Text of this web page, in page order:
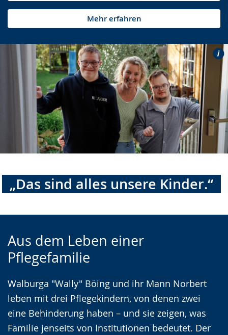
Mehr erfahren
„Das sind alles unsere Kinder.“
Aus dem Leben einer
Pflegefamilie
Walburga "Wally" Böing und ihr Mann Norbert
leben mit drei Pflegekindern, von denen zwei
eine Behinderung haben – und sie zeigen, was
Familie jenseits von Institutionen bedeutet. Der
Leichten
Sprache
Audio-
Unterstützung.
Video
in
Gebärdensprache
wird
angezeigt.